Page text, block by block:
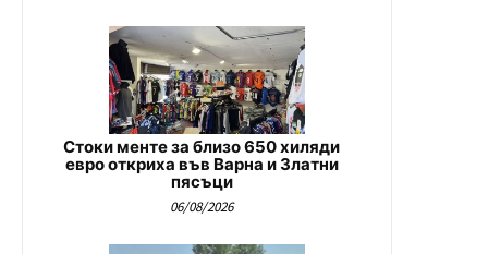
Стоки менте за близо 650 хиляди
евро откриха във Варна и Златни
пясъци
06/08/2026